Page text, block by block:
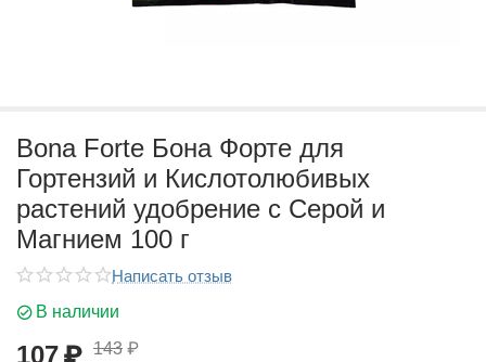
Bona Forte Бона Форте для
Гортензий и Кислотолюбивых
растений удобрение с Серой и
Магнием 100 г
Написать отзыв
В наличии
107₽ 143 ₽